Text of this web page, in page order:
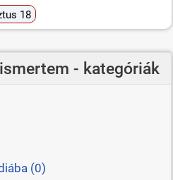
18
- kategóriák
(0)